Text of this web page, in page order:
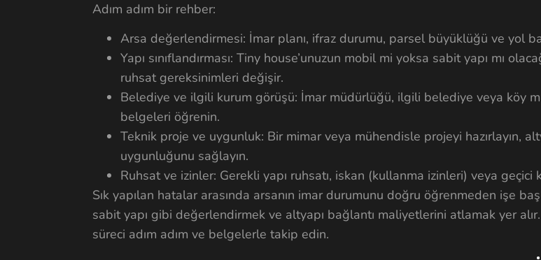
Adım adım bir rehber:
Arsa değerlendirmesi: İmar planı, ifraz durumu, parsel büyüklüğü ve yol
Yapı sınıflandırması: Tiny house’unuzun mobil mi yoksa sabit yapı mı
ruhsat gereksinimleri değişir.
Belediye ve ilgili kurum görüşü: İmar müdürlüğü, ilgili belediye veya köy
belgeleri öğrenin.
Teknik proje ve uygunluk: Bir mimar veya mühendisle projeyi hazırlayın,
uygunluğunu sağlayın.
Ruhsat ve izinler: Gerekli yapı ruhsatı, iskan (kullanma izinleri) veya geçici
Sık yapılan hatalar arasında arsanın imar durumunu doğru öğrenmeden işe
sabit yapı gibi değerlendirmek ve altyapı bağlantı maliyetlerini atlamak yer
süreci adım adım ve belgelerle takip edin.